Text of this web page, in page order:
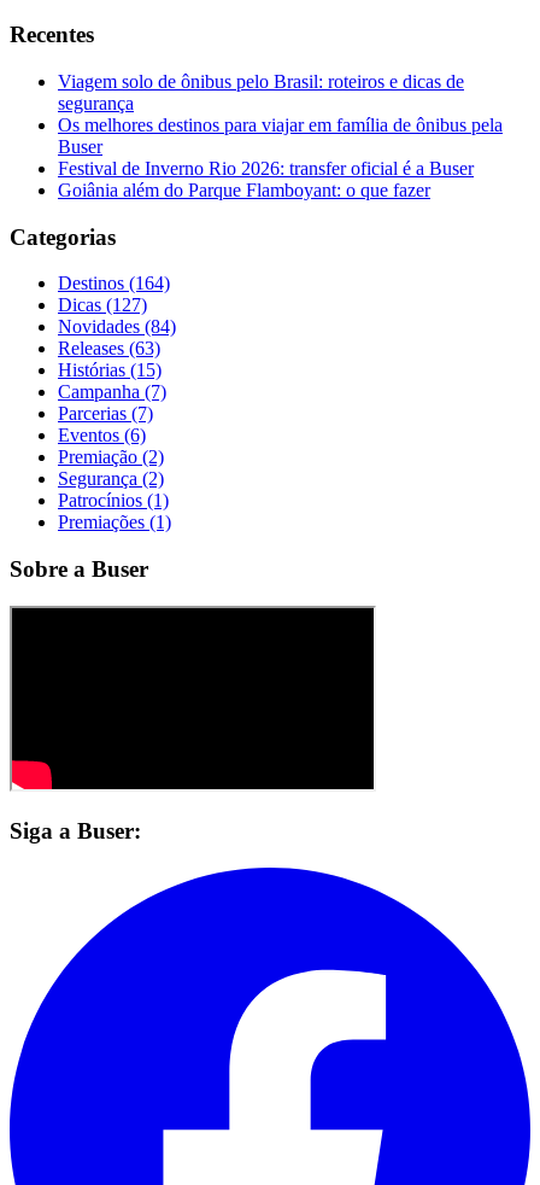
Recentes
Viagem solo de ônibus pelo Brasil: roteiros e dicas de
segurança
Os melhores destinos para viajar em família de ônibus pela
Buser
Festival de Inverno Rio 2026: transfer oficial é a Buser
Goiânia além do Parque Flamboyant: o que fazer
Categorias
Destinos (164)
Dicas (127)
Novidades (84)
Releases (63)
Histórias (15)
Campanha (7)
Parcerias (7)
Eventos (6)
Premiação (2)
Segurança (2)
Patrocínios (1)
Premiações (1)
Sobre a Buser
Siga a Buser: